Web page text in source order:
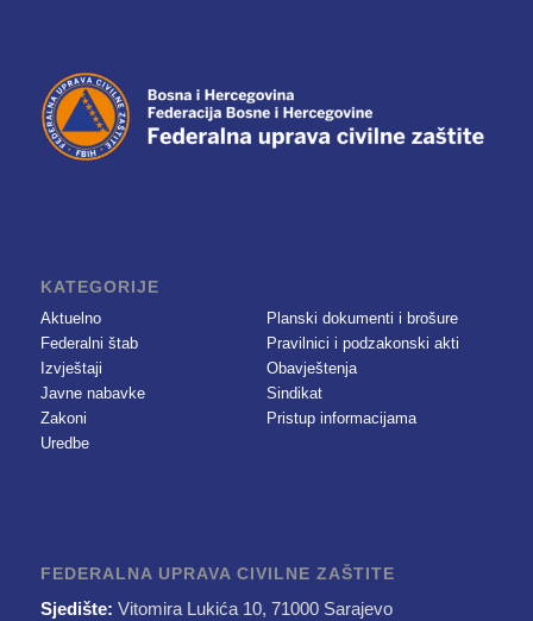
KATEGORIJE
Aktuelno
Federalni štab
Izvještaji
Javne nabavke
Zakoni
Uredbe
Planski dokumenti i brošure
Pravilnici i podzakonski akti
Obavještenja
Sindikat
Pristup informacijama
FEDERALNA UPRAVA CIVILNE ZAŠTITE
Sjedište: Vitomira Lukića 10, 71000 Sarajevo